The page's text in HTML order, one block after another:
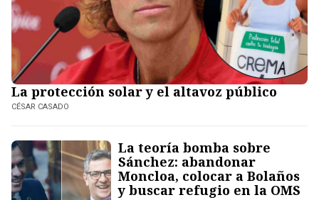
La protección solar y el altavoz público
CÉSAR CASADO
La teoría bomba sobre
Sánchez: abandonar
Moncloa, colocar a Bolaños
y buscar refugio en la OMS